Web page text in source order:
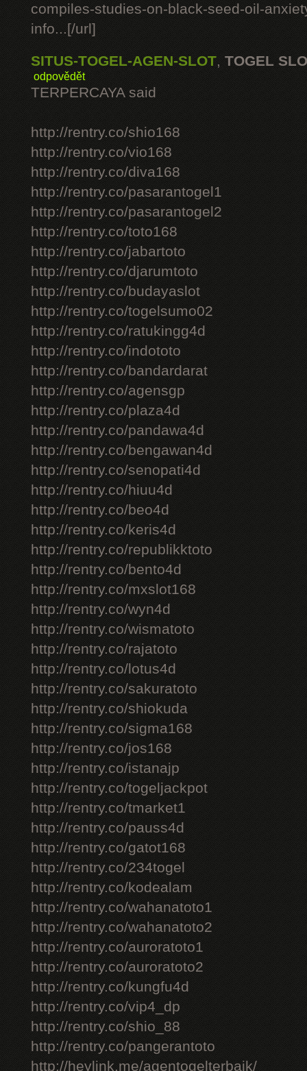
compiles-studies-on-black-seed-oil-
info...[/url]
SITUS-TOGEL-AGEN-SLOT,TOGEL
odpovědět
TERPERCAYA said
http://rentry.co/shio168
http://rentry.co/vio168
http://rentry.co/diva168
http://rentry.co/pasarantogel1
http://rentry.co/pasarantogel2
http://rentry.co/toto168
http://rentry.co/jabartoto
http://rentry.co/djarumtoto
http://rentry.co/budayaslot
http://rentry.co/togelsumo02
http://rentry.co/ratukingg4d
http://rentry.co/indototo
http://rentry.co/bandardarat
http://rentry.co/agensgp
http://rentry.co/plaza4d
http://rentry.co/pandawa4d
http://rentry.co/bengawan4d
http://rentry.co/senopati4d
http://rentry.co/hiuu4d
http://rentry.co/beo4d
http://rentry.co/keris4d
http://rentry.co/republikktoto
http://rentry.co/bento4d
http://rentry.co/mxslot168
http://rentry.co/wyn4d
http://rentry.co/wismatoto
http://rentry.co/rajatoto
http://rentry.co/lotus4d
http://rentry.co/sakuratoto
http://rentry.co/shiokuda
http://rentry.co/sigma168
http://rentry.co/jos168
http://rentry.co/istanajp
http://rentry.co/togeljackpot
http://rentry.co/tmarket1
http://rentry.co/pauss4d
http://rentry.co/gatot168
http://rentry.co/234togel
http://rentry.co/kodealam
http://rentry.co/wahanatoto1
http://rentry.co/wahanatoto2
http://rentry.co/auroratoto1
http://rentry.co/auroratoto2
http://rentry.co/kungfu4d
http://rentry.co/vip4_dp
http://rentry.co/shio_88
http://rentry.co/pangerantoto
http://heylink.me/agentogelterbaik/